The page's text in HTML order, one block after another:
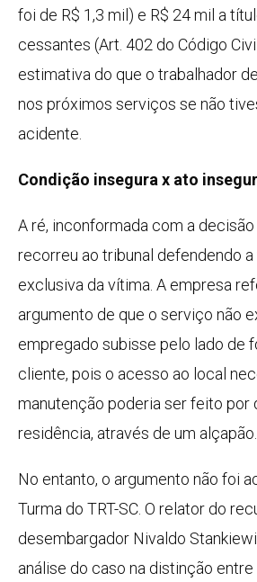
foi de R$ 1,3 mil) e R$ 24 mil a
cessantes (Art. 402 do Código
estimativa do que o trabalhador
nos próximos serviços se não
acidente.
Condição insegura x ato
A ré, inconformada com a
recorreu ao tribunal defendendo
exclusiva da vítima. A empresa
argumento de que o serviço não
empregado subisse pelo lado de
cliente, pois o acesso ao local
manutenção poderia ser feito por
residência, através de um alçapão.
No entanto, o argumento não foi
Turma do TRT-SC. O relator do
desembargador Nivaldo
análise do caso na distinção